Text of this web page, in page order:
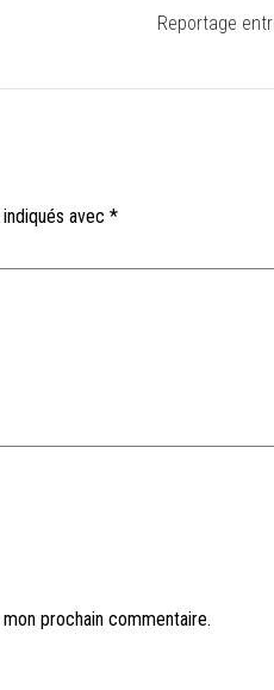
Reportage
avec *
prochain commentaire.